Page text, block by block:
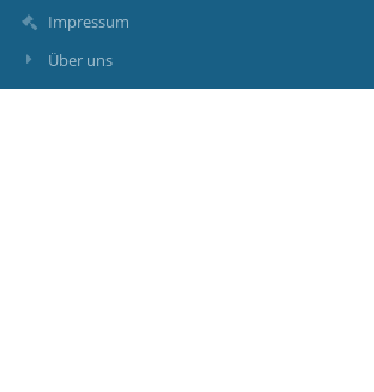
Impressum
Über uns